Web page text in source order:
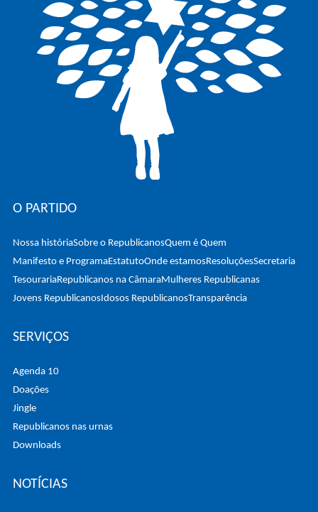
O PARTIDO
Nossa históriaSobre o RepublicanosQuem é Quem
Manifesto e ProgramaEstatutoOnde estamosResoluçõesSecretaria
TesourariaRepublicanos na CâmaraMulheres Republicanas
Jovens RepublicanosIdosos RepublicanosTransparência
SERVIÇOS
Agenda 10
Doações
Jingle
Republicanos nas urnas
Downloads
NOTÍCIAS